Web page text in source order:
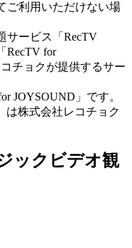
ご利用いただけない場
サービス「RecTV
RecTV for
チョクが提供するサー
JOYSOUND」です。
は株式会社レコチョク
ックビデオ観